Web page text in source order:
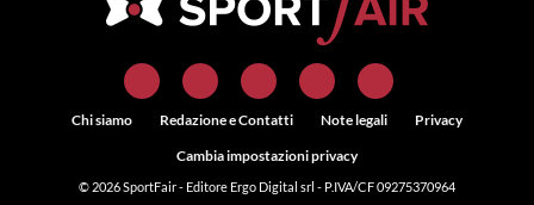
Chi siamo Redazione e Contatti Note legali
Privacy
Cambia impostazioni privacy
© 2026SportFair- Editore Ergo Digital srl - P.IVA/CF 09275370964